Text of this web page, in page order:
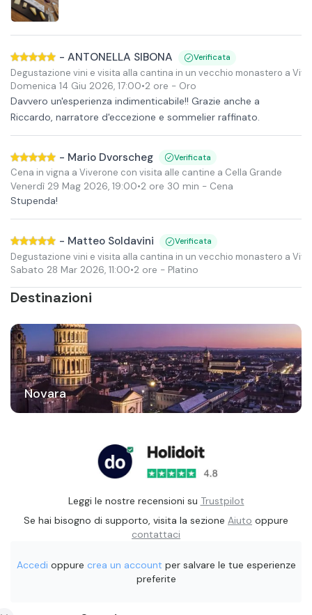
- ANTONELLA SIBONA Verificata
Degustazione vini e visita alla cantina in un vecchio monastero a
Domenica 14 Giu 2026, 17:00•2 ore - Oro
Davvero un'esperienza indimenticabile!! Grazie anche a
Riccardo, narratore d'eccezione e sommelier raffinato.
- Mario Dvorscheg Verificata
Cena in vigna a Viverone con visita alle cantine a Cella Grande
Venerdì 29 Mag 2026, 19:00•2 ore 30 min - Cena
Stupenda!
- Matteo Soldavini Verificata
Degustazione vini e visita alla cantina in un vecchio monastero a
Sabato 28 Mar 2026, 11:00•2 ore - Platino
Destinazioni
Novara
Leggi le nostre recensioni su Trustpilot
Se hai bisogno di supporto, visita la sezione Aiuto oppure
contattaci
Accedi oppure crea un account per salvare le tue esperienze
preferite